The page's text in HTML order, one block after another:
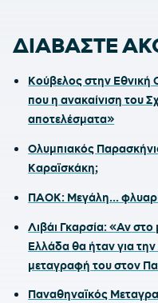
ΔΙΑΒΑΣΤΕ
Κούβελος στην
που η ανακαίνιση του
αποτελέσματα»
Ολυμπιακός
Καραϊσκάκη;
ΠΑΟΚ: Μεγάλη...
Λιβάι Γκαρσία: «Αν
Ελλάδα θα ήταν για
μεταγραφή του στον
Παναθηναϊκός